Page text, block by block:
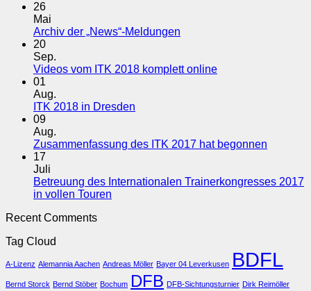
26
Mai
Archiv der „News“-Meldungen
Archiv
20
Sep.
Videos vom ITK 2018 komplett onlineKeine
2018
01
Aug.
ITK 2018 in Dresden
ITK
Dresden
09
Aug.
Zusammenfassung des ITK 2017 hat begonnen
17
Juli
Betreuung des Internationalen Trainerkongresses 2017
in vollen Touren
Trainerkongresses
2017
Recent Comments
Tag Cloud
A-Lizenz Alemannia Aachen Andreas Möller Bayer 04 Leverkusen BDFL
Bernd Storck Bernd Stöber Bochum DFB DFB-Sichtungsturnier Dirk Reimöller